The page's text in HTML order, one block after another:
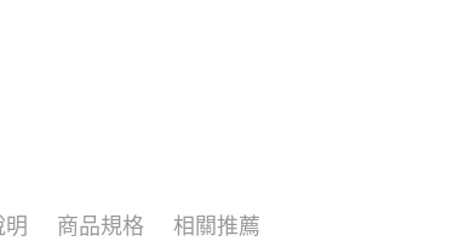
明 商品規格 相關推薦